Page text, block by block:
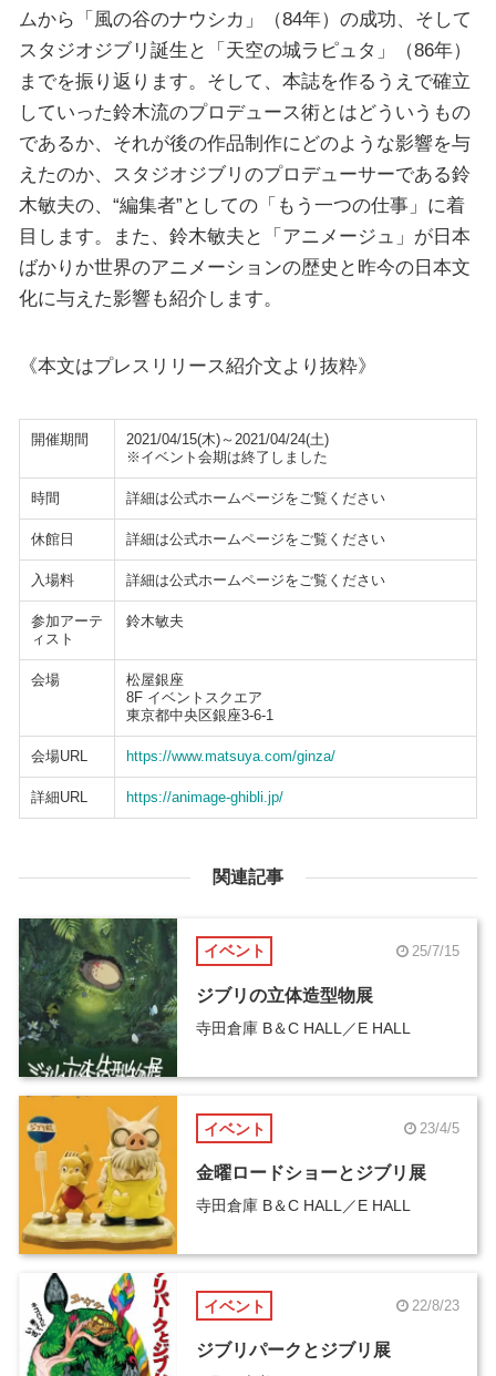
ムから「風の谷のナウシカ」（84年）の成功、そして
スタジオジブリ誕生と「天空の城ラピュタ」（86年）
までを振り返ります。そして、本誌を作るうえで確立
していった鈴木流のプロデュース術とはどういうもの
であるか、それが後の作品制作にどのような影響を与
えたのか、スタジオジブリのプロデューサーである鈴
木敏夫の、“編集者”としての「もう一つの仕事」に着
目します。また、鈴木敏夫と「アニメージュ」が日本
ばかりか世界のアニメーションの歴史と昨今の日本文
化に与えた影響も紹介します。
《本文はプレスリリース紹介文より抜粋》
開催期間
2021/04/15(木)～2021/04/24(土)
※イベント会期は終了しました
時間 詳細は公式ホームページをご覧ください
休館日 詳細は公式ホームページをご覧ください
入場料 詳細は公式ホームページをご覧ください
参加アーテ
ィスト
鈴木敏夫
会場
松屋銀座
8F イベントスクエア
東京都中央区銀座3-6-1
会場URL https://www.matsuya.com/ginza/
詳細URL https://animage-ghibli.jp/
関連記事
イベント 25/7/15
ジブリの立体造型物展
寺田倉庫 B＆C HALL／E HALL
イベント 23/4/5
金曜ロードショーとジブリ展
寺田倉庫 B＆C HALL／E HALL
イベント 22/8/23
ジブリパークとジブリ展